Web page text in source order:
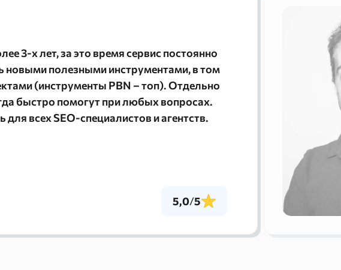
3-х лет, за это время сервис постоянно
новыми полезными инструментами, в том
(инструменты PBN – топ). Отдельно
быстро помогут при любых вопросах.
всех SEO-специалистов и агентств.
5,0/5